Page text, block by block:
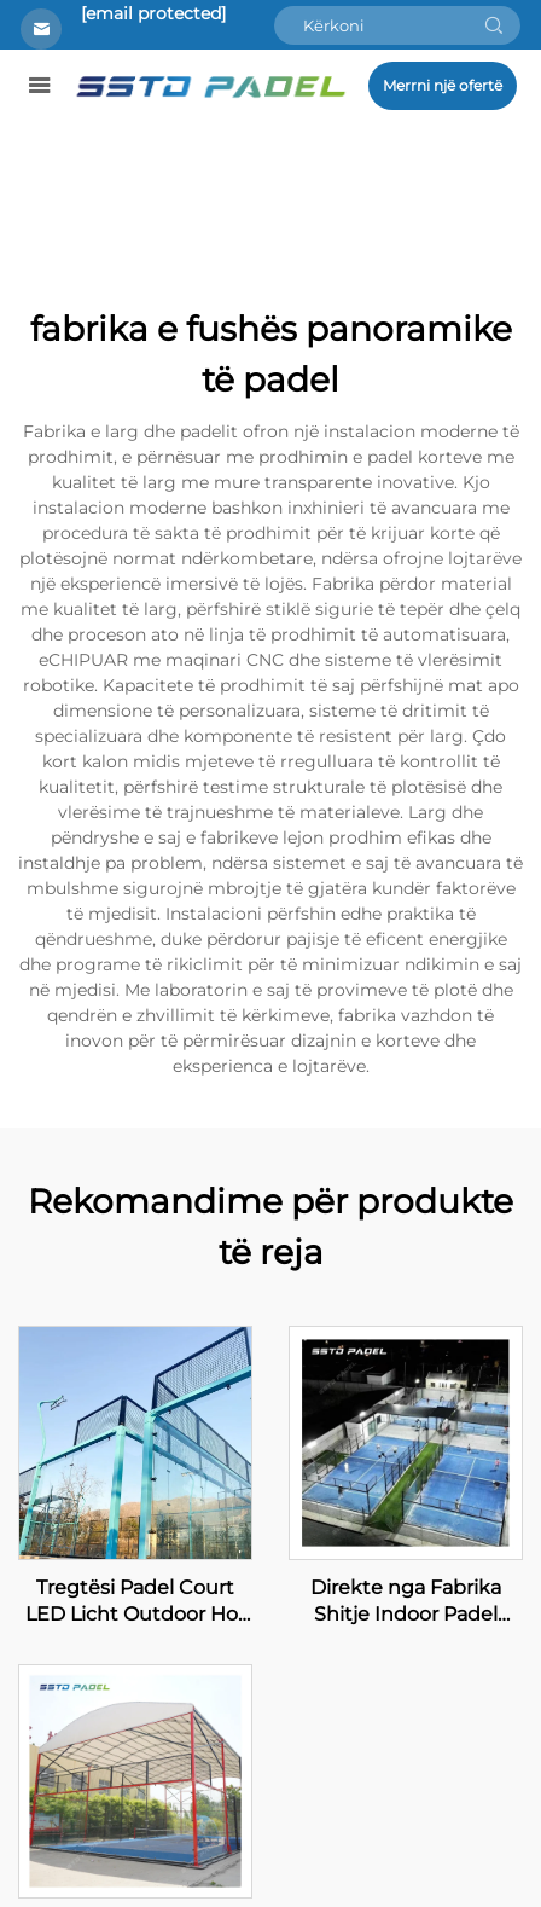
[email protected]
Merrni një ofertë
fabrika e fushës panoramike
të padel
Fabrika e larg dhe padelit ofron një instalacion moderne të
prodhimit, e përnësuar me prodhimin e padel korteve me
kualitet të larg me mure transparente inovative. Kjo
instalacion moderne bashkon inxhinieri të avancuara me
procedura të sakta të prodhimit për të krijuar korte që
plotësojnë normat ndërkombetare, ndërsa ofrojne lojtarëve
një eksperiencë imersivë të lojës. Fabrika përdor material
me kualitet të larg, përfshirë stiklë sigurie të tepër dhe çelq
dhe proceson ato në linja të prodhimit të automatisuara,
eCHIPUAR me maqinari CNC dhe sisteme të vlerësimit
robotike. Kapacitete të prodhimit të saj përfshijnë mat apo
dimensione të personalizuara, sisteme të dritimit të
specializuara dhe komponente të resistent për larg. Çdo
kort kalon midis mjeteve të rregulluara të kontrollit të
kualitetit, përfshirë testime strukturale të plotësisë dhe
vlerësime të trajnueshme të materialeve. Larg dhe
pëndryshe e saj e fabrikeve lejon prodhim efikas dhe
instaldhje pa problem, ndërsa sistemet e saj të avancuara të
mbulshme sigurojnë mbrojtje të gjatëra kundër faktorëve
të mjedisit. Instalacioni përfshin edhe praktika të
qëndrueshme, duke përdorur pajisje të eficent energjike
dhe programe të rikiclimit për të minimizuar ndikimin e saj
në mjedisi. Me laboratorin e saj të provimeve të plotë dhe
qendrën e zhvillimit të kërkimeve, fabrika vazhdon të
inovon për të përmirësuar dizajnin e korteve dhe
eksperienca e lojtarëve.
Rekomandime për produkte
të reja
Tregtësi Padel Court
LED Licht Outdoor Hot
Full View Panoramik
Paddle Court 001-1
Direkte nga Fabrika
Shitje Indoor Padel